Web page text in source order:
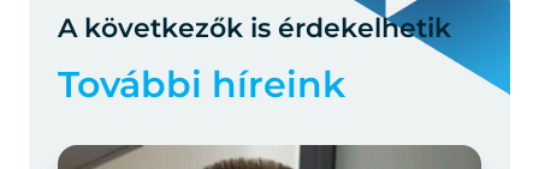
A következők is érdekelhetik
További híreink